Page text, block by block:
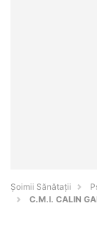
Şoimii Sănătații
C.M.I. CALIN